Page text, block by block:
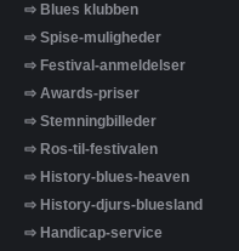
⇨ Blues klubben
⇨ Spise-muligheder
⇨ Festival-anmeldelser
⇨ Awards-priser
⇨ Stemningbilleder
⇨ Ros-til-festivalen
⇨ History-blues-heaven
⇨ History-djurs-bluesland
⇨ Handicap-service